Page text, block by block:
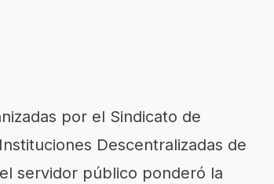
por el Sindicato de
Descentralizadas de
servidor público ponderó la